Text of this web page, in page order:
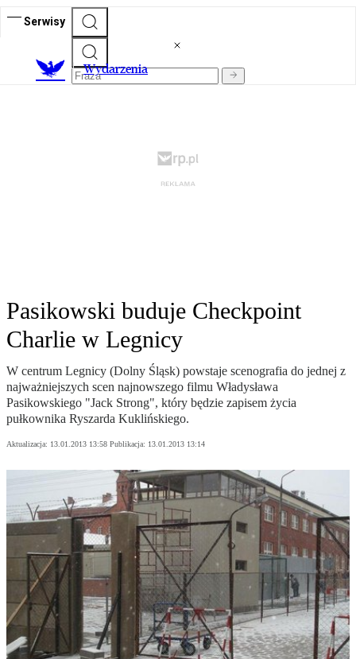
Serwisy
Wydarzenia
Pasikowski buduje Checkpoint
Charlie w Legnicy
W centrum Legnicy (Dolny Śląsk) powstaje scenografia do jednej z
najważniejszych scen najnowszego filmu Władysława
Pasikowskiego "Jack Strong", który będzie zapisem życia
pułkownika Ryszarda Kuklińskiego.
Aktualizacja: 13.01.2013 13:58 Publikacja: 13.01.2013 13:14